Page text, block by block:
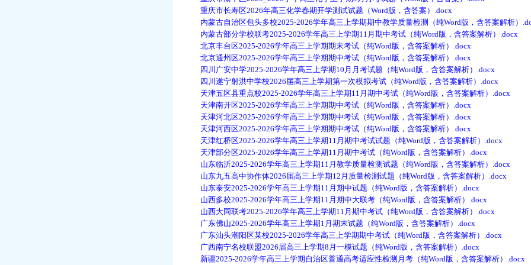
重庆市长寿区2026年高三化学春期开学测试试题（Word版，含答案）.docx
内蒙古自治区包头多校2025-2026学年高三上学期期中教学质量检测（纯Word版，含答案解析）
内蒙古部分学校联考2025-2026学年高三上学期11月期中考试（纯Word版，含答案解析）.docx
北京丰台区2025-2026学年高三上学期期末考试（纯Word版，含答案解析）.docx
北京通州区2025-2026学年高三上学期期中考试（纯Word版，含答案解析）.docx
四川广安中学2025-2026学年高三上学期10月月考试题（纯Word版，含答案解析）.docx
四川遂宁射洪中学校2026届高三上学期第一次模拟考试（纯Word版，含答案解析）.docx
天津五区县重点校2025-2026学年高三上学期11月期中考试（纯Word版，含答案解析）.docx
天津南开区2025-2026学年高三上学期期中考试（纯Word版，含答案解析）.docx
天津河北区2025-2026学年高三上学期期中考试（纯Word版，含答案解析）.docx
天津河西区2025-2026学年高三上学期期中考试（纯Word版，含答案解析）.docx
天津红桥区2025-2026学年高三上学期11月期中考试试题（纯Word版，含答案解析）.docx
天津部分区2025-2026学年高三上学期11月期中考试（纯Word版，含答案解析）.docx
山东临沂2025-2026学年高三上学期11月教学质量检测试题（纯Word版，含答案解析）.docx
山东九五高中协作体2026届高三上学期12月质量检测试题（纯Word版，含答案解析）.docx
山东泰安2025-2026学年高三上学期11月期中试题（纯Word版，含答案解析）.docx
山西多校2025-2026学年高三上学期11月期中大联考（纯Word版，含答案解析）.docx
山西大同联考2025-2026学年高三上学期11月期中考试（纯Word版，含答案解析）.docx
广东佛山2025-2026学年高三上学期1月期末试题（纯Word版，含答案解析）.docx
广东汕头潮阳区某校2025-2026学年高三上学期期中考试（纯Word版，含答案解析）.docx
广西南宁名校联盟2026届高三上学期8月一模试题（纯Word版，含答案解析）.docx
新疆2025-2026学年高三上学期自治区普通高考适应性检测月考（纯Word版，含答案解析）.docx